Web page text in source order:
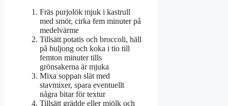
Fräs purjolök mjuk i kastrull
med smör, cirka fem minuter på
medelvärme
Tillsätt potatis och broccoli, häll
på buljong och koka i tio till
femton minuter tills
grönsakerna är mjuka
Mixa soppan slät med
stavmixer, spara eventuellt
några bitar för textur
Tillsätt grädde eller mjölk och